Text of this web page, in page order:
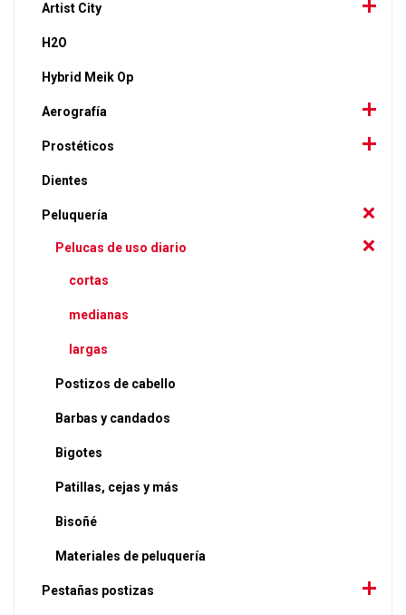
Artist City
H2O
Hybrid Meik Op
Aerografía
Prostéticos
Dientes
Peluquería
Pelucas de uso diario
cortas
medianas
largas
Postizos de cabello
Barbas y candados
Bigotes
Patillas, cejas y más
Bisoñé
Materiales de peluquería
Pestañas postizas